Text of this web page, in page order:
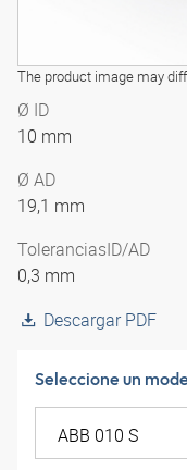
The product image may
Ø ID
10 mm
Ø AD
19,1 mm
ToleranciasID/AD
0,3 mm
Descargar PDF
Seleccione un